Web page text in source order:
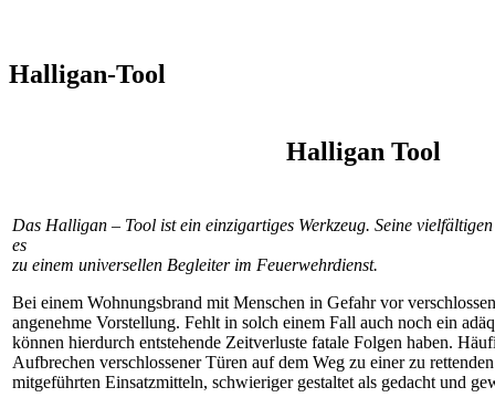
Halligan-Tool
Halligan Tool
Das Halligan – Tool ist ein einzigartiges Werkzeug. Seine
es
zu einem universellen Begleiter im Feuerwehrdienst.
Bei einem Wohnungsbrand mit Menschen in Gefahr vor
angenehme Vorstellung. Fehlt in solch einem Fall auch noch ein
können hierdurch entstehende Zeitverluste fatale Folgen haben.
Aufbrechen verschlossener Türen auf dem Weg zu einer zu
mitgeführten Einsatzmitteln, schwieriger gestaltet als gedacht und